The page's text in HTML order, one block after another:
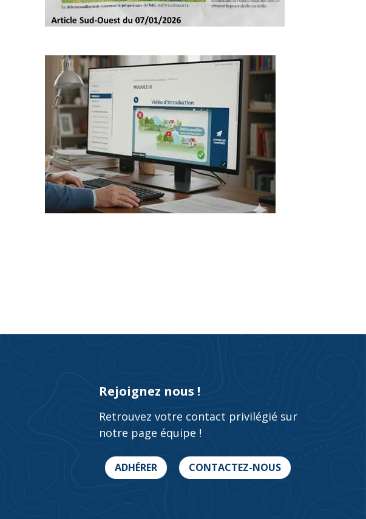
Rejoignez nous !
Retrouvez votre contact privilégié sur
notre page équipe !
ADHÉRER CONTACTEZ-NOUS